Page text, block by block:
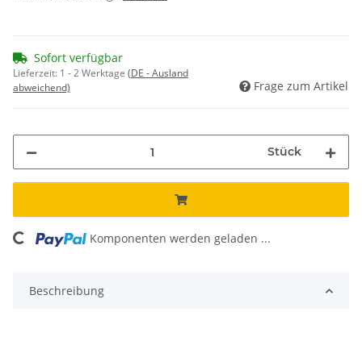
Sofort verfügbar
Lieferzeit: 1 - 2 Werktage (DE - Ausland
abweichend)
Frage zum Artikel
Stück
Komponenten werden geladen ...
Beschreibung